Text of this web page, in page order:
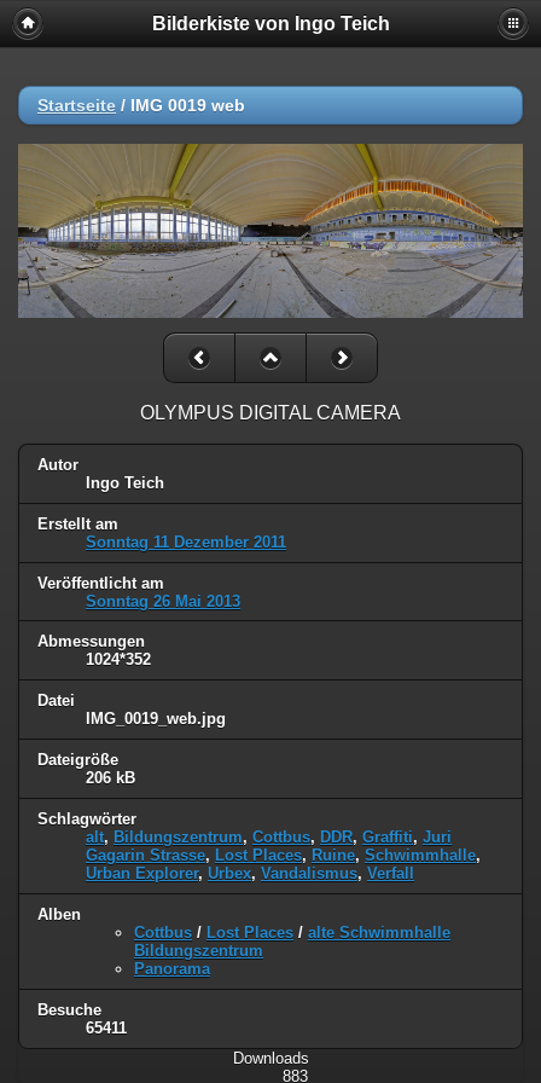
Bilderkiste von Ingo Teich
Startseite / IMG 0019 web
OLYMPUS DIGITAL CAMERA
Autor
Ingo Teich
Erstellt am
Sonntag 11 Dezember 2011
Veröffentlicht am
Sonntag 26 Mai 2013
Abmessungen
1024*352
Datei
IMG_0019_web.jpg
Dateigröße
206 kB
Schlagwörter
alt, Bildungszentrum, Cottbus, DDR, Graffiti, Juri
Gagarin Strasse, Lost Places, Ruine, Schwimmhalle,
Urban Explorer, Urbex, Vandalismus, Verfall
Alben
Cottbus / Lost Places / alte Schwimmhalle
Bildungszentrum
Panorama
Besuche
65411
Downloads
883